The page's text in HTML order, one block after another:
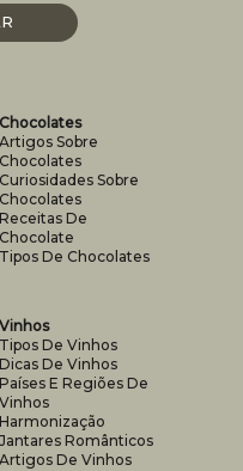
Chocolates
Artigos Sobre
Chocolates
Curiosidades Sobre
Chocolates
Receitas De
Chocolate
Tipos De Chocolates
Vinhos
Tipos De Vinhos
Dicas De Vinhos
Países E Regiões De
Vinhos
Harmonização
Jantares Românticos
Artigos De Vinhos